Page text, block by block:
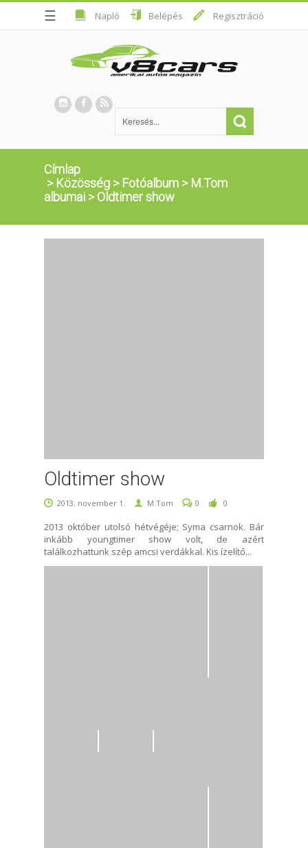
☰ Napló Belépés Regisztráció
Címlap
> Közösség > Fotóalbum > M.Tom
albumai >Oldtimer show
Oldtimer show
2013. november 1. M.Tom 0 0
2013 október utolsó hétvégéje; Syma csarnok. Bár
inkább youngtimer show volt, de azért
találkozhattunk szép amcsi verdákkal. Kis ízelítő...